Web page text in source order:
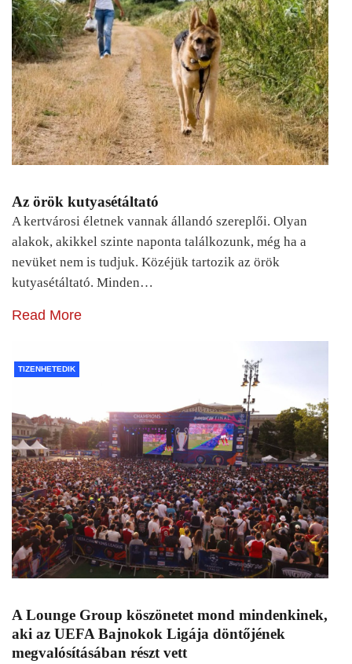
Az örök kutyasétáltató
A kertvárosi életnek vannak állandó szereplői. Olyan
alakok, akikkel szinte naponta találkozunk, még ha a
nevüket nem is tudjuk. Közéjük tartozik az örök
kutyasétáltató. Minden…
Read More
TIZENHETEDIK
A Lounge Group köszönetet mond mindenkinek,
aki az UEFA Bajnokok Ligája döntőjének
megvalósításában részt vett